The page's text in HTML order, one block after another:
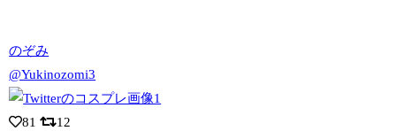
のぞみ
@Yukinozomi3
81
12